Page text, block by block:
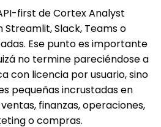
first de Cortex Analyst
Slack, Teams o
Ese punto es importante
no termine pareciéndose a
con licencia por usuario, sino
pequeñas incrustadas en
finanzas, operaciones,
o compras.